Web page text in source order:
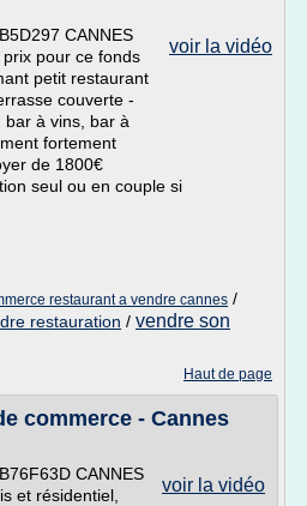
voir la vidéo
CANNES
prix pour ce fonds
petit restaurant
couverte -
à vins, bar à
fortement
de 1800€
seul ou en couple si
restaurant a vendre cannes /
restauration / vendre son
Haut de page
commerce - Cannes
voir la vidéo
CANNES
et résidentiel,